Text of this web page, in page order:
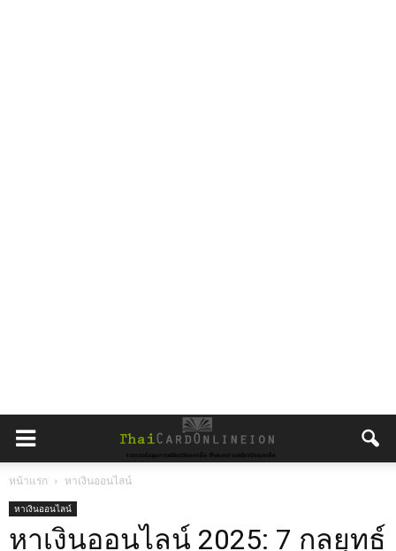
หน้าแรก หาเงินออนไลน์
หาเงินออนไลน์
หาเงินออนไลน์ 2025: 7 กลยุทธ์